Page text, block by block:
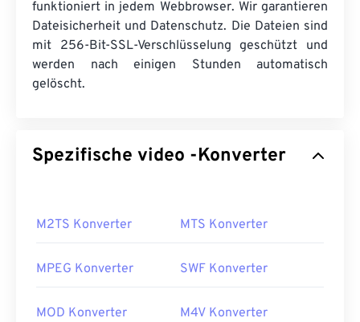
funktioniert in jedem Webbrowser. Wir garantieren
Dateisicherheit und Datenschutz. Die Dateien sind
mit 256-Bit-SSL-Verschlüsselung geschützt und
werden nach einigen Stunden automatisch
gelöscht.
Spezifische video -Konverter
M2TS Konverter MTS Konverter
MPEG Konverter SWF Konverter
MOD Konverter M4V Konverter